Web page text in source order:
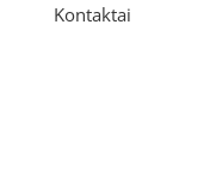
Kontaktai